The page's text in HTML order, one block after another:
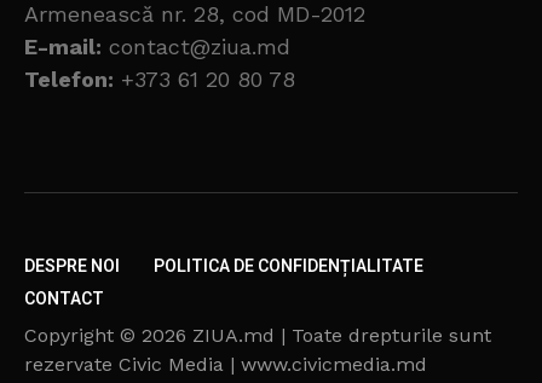
Armenească nr. 28, cod MD-2012
E-mail: contact@ziua.md
Telefon: +373 61 20 80 78
DESPRE NOI
POLITICA DE CONFIDENȚIALITATE
CONTACT
Copyright © 2026 ZIUA.md | Toate drepturile sunt
rezervate Civic Media | www.civicmedia.md